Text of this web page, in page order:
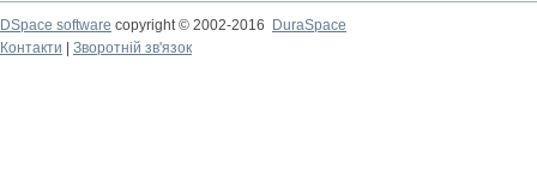
DSpace software copyright © 2002-2016
DuraSpace
Контакти
Зворотній зв'язок